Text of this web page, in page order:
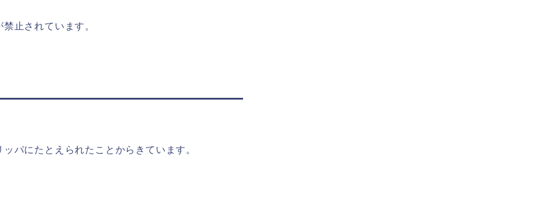
止されています。
パにたとえられたことからきています。